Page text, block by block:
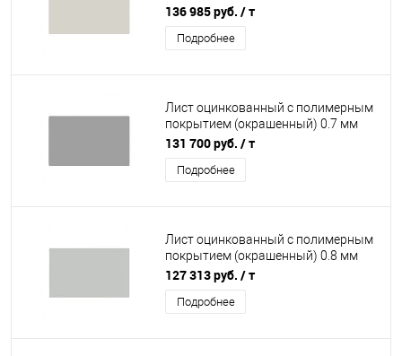
RAL 9002
136 985 руб. / т
Подробнее
Лист оцинкованный с полимерным
покрытием (окрашенный) 0.7 мм
RAL 9006
131 700 руб. / т
Подробнее
Лист оцинкованный с полимерным
покрытием (окрашенный) 0.8 мм
RAL 7035
127 313 руб. / т
Подробнее